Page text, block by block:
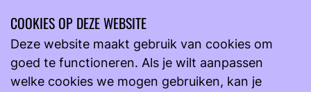
Onderwijs Locatie van Cursus Stagebegeleiding
COOKIES OP DEZE WEBSITE
Deze website maakt gebruik van cookies om
goed te functioneren. Als je wilt aanpassen
welke cookies we mogen gebruiken, kan je